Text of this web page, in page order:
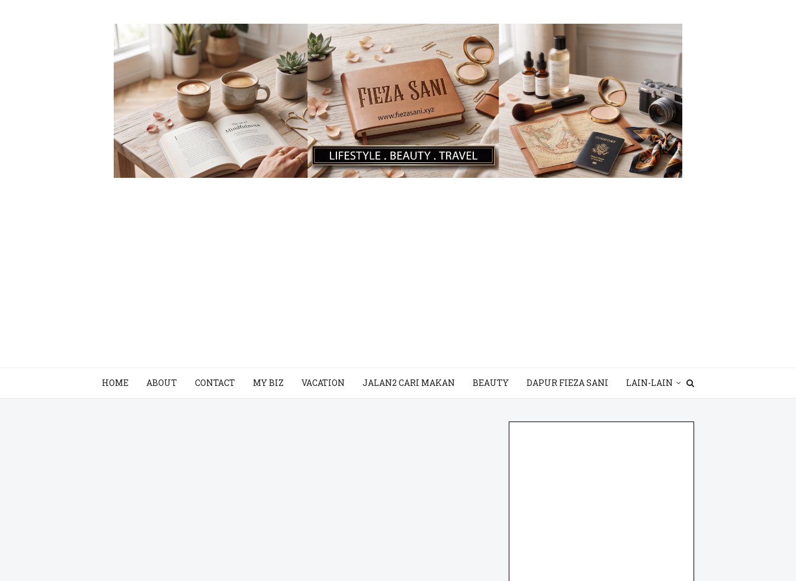
HOME ABOUT CONTACT MY BIZ VACATION JALAN2 CARI MAKAN BEAUTY DAPUR FIEZA SANI LAIN-LAIN